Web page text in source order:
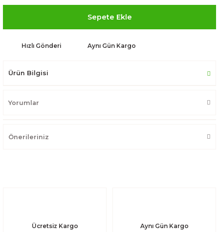
Sepete Ekle
Hızlı Gönderi Aynı Gün Kargo
Ürün Bilgisi
Yorumlar
Önerileriniz
Ücretsiz Kargo Aynı Gün Kargo